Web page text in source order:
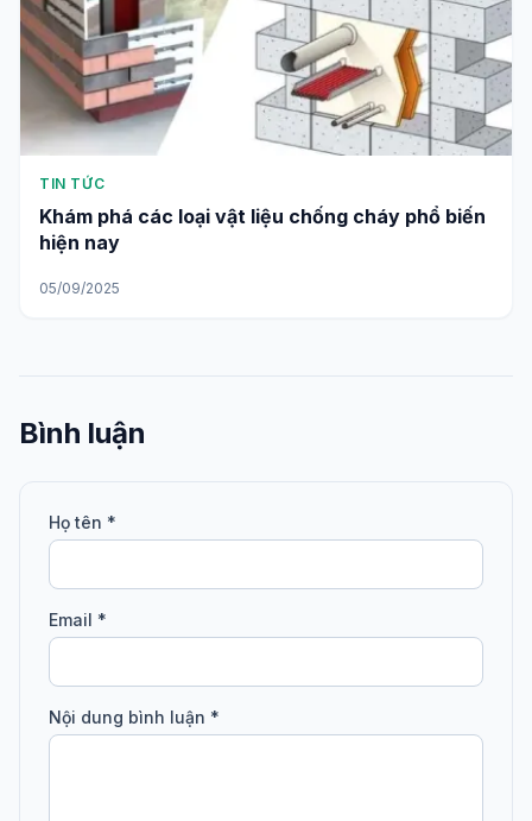
TIN TỨC
Khám phá các loại vật liệu chống cháy phổ biến
hiện nay
05/09/2025
Bình luận
Họ tên *
Email *
Nội dung bình luận *